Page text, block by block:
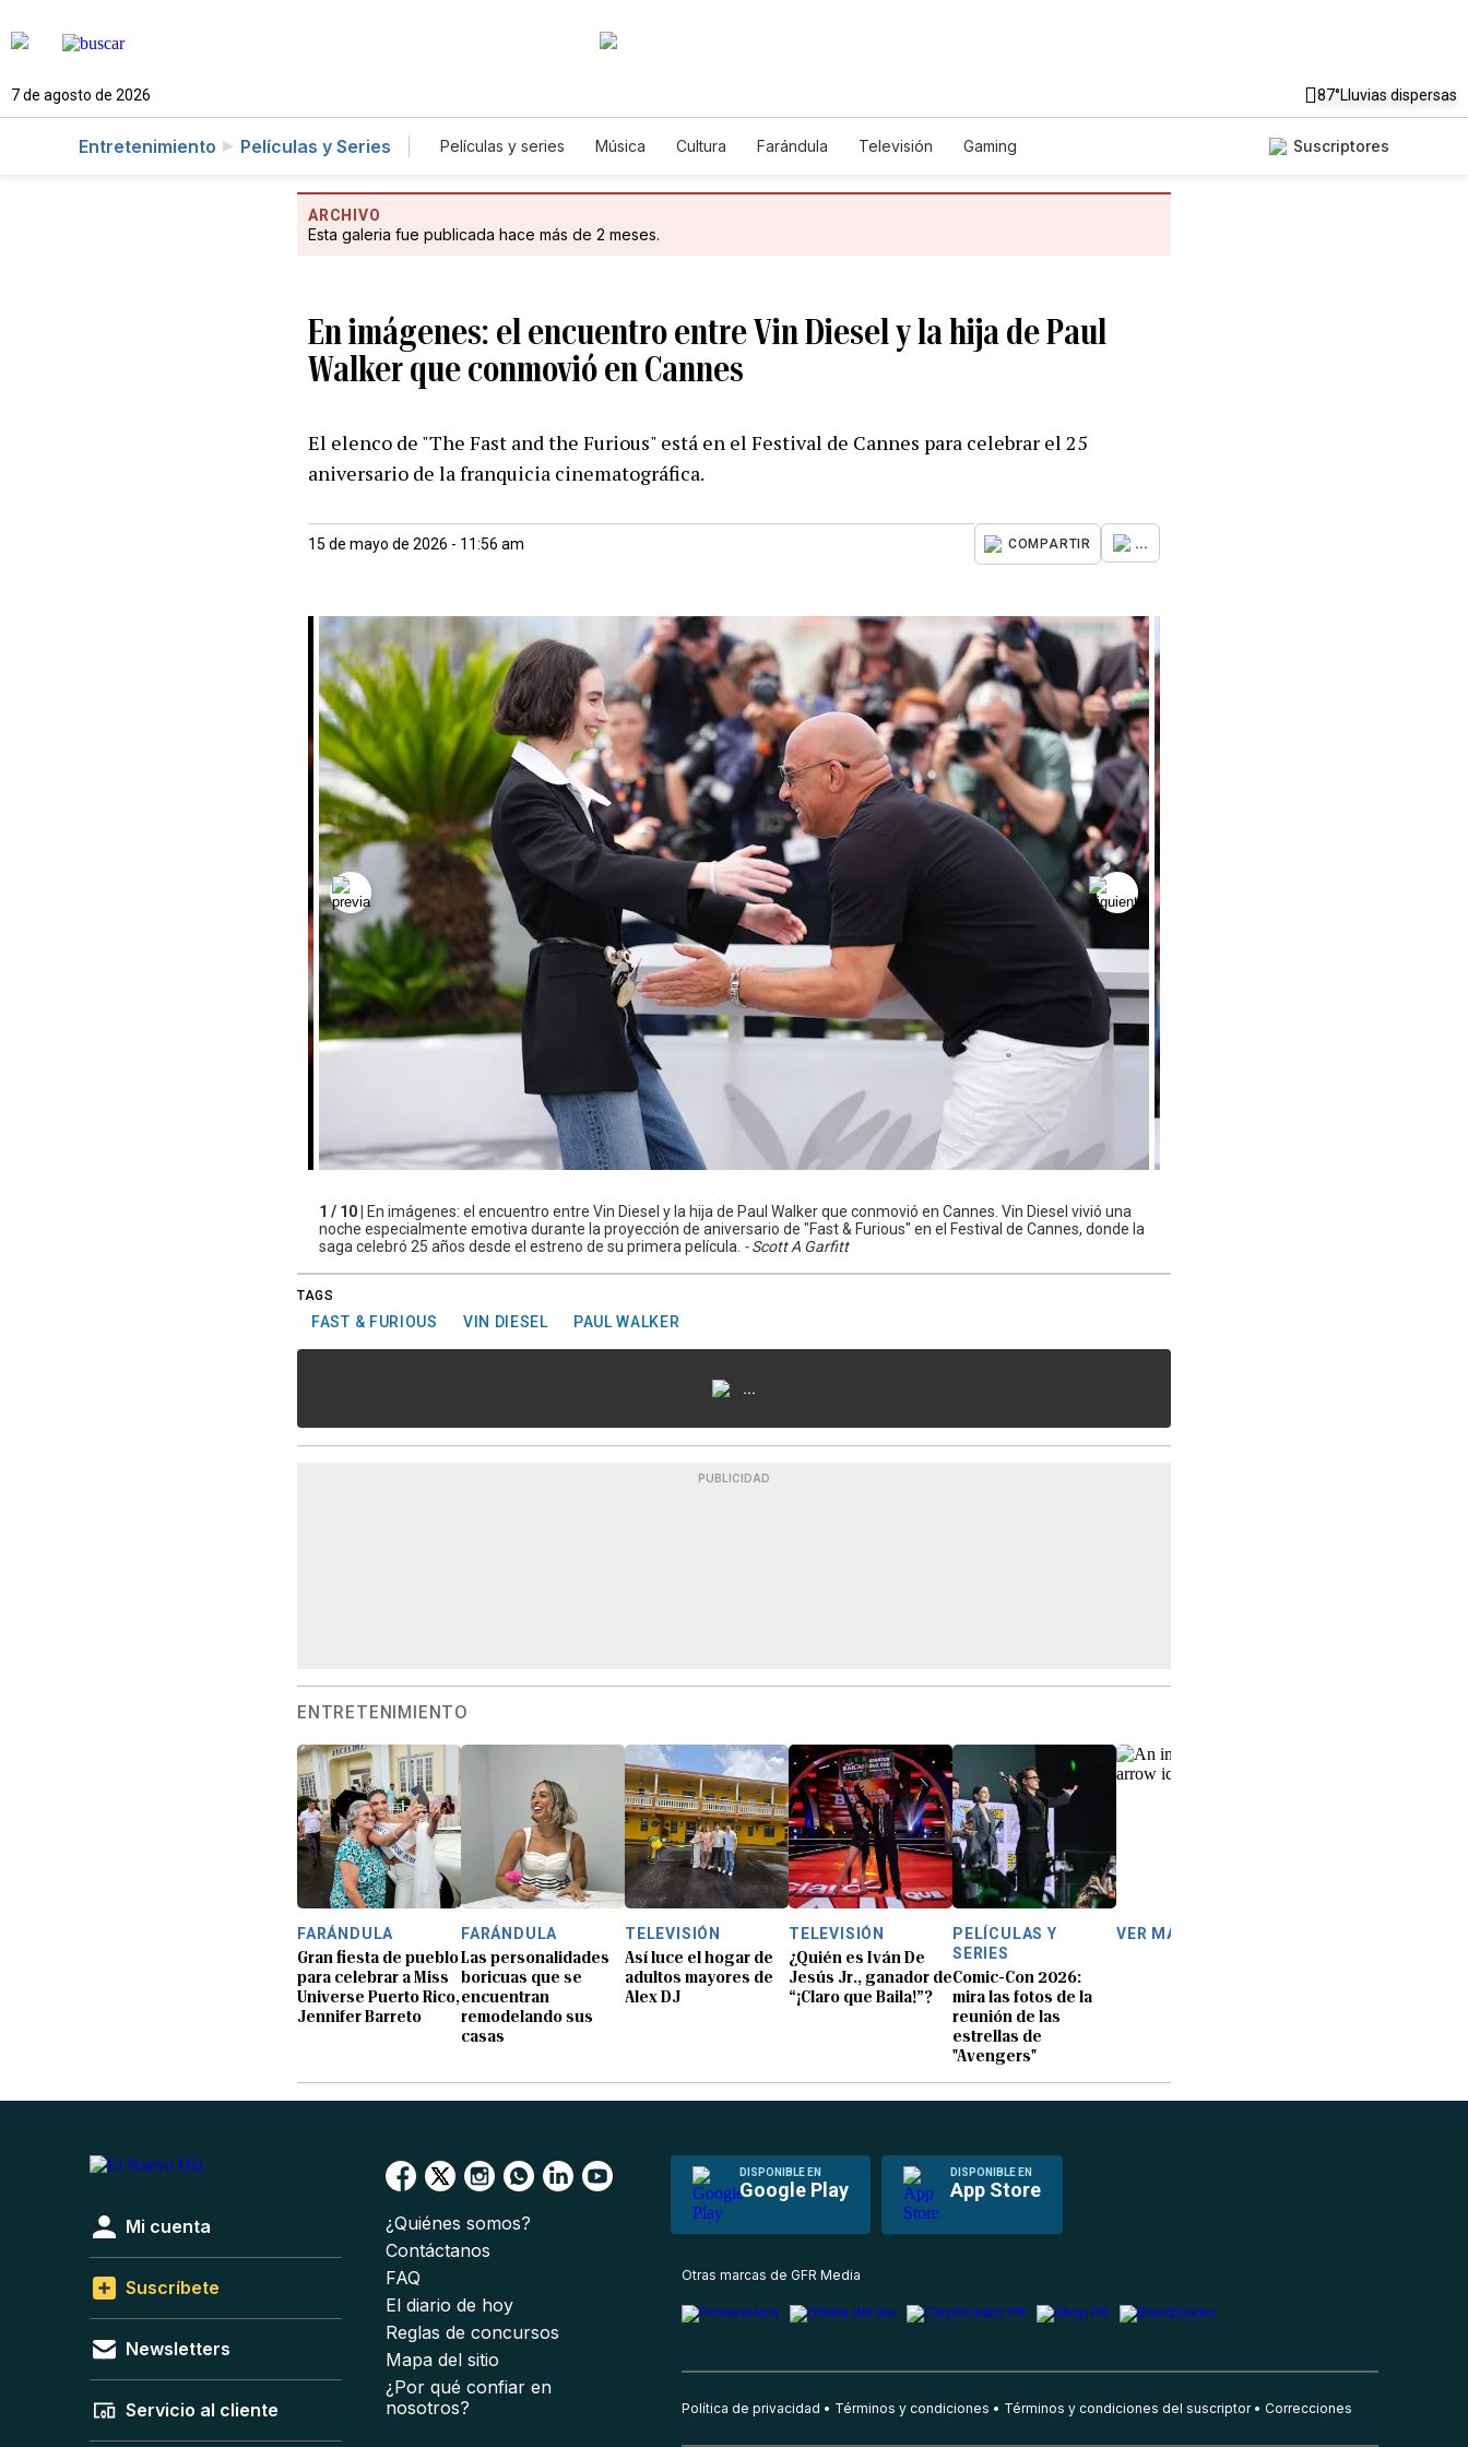
7 de agosto de 2026 87°Lluvias dispersas
Entretenimiento Películas y Series Películas y series Música Cultura Farándula Televisión Gaming Suscriptores
ARCHIVO
Esta galeria fue publicada hace más de 2 meses.
En imágenes: el encuentro entre Vin Diesel y la hija de Paul
Walker que conmovió en Cannes
El elenco de "The Fast and the Furious" está en el Festival de Cannes para celebrar el 25
aniversario de la franquicia cinematográfica.
15 de mayo de 2026 - 11:56 am COMPARTIR ...
1 / 10 |
En imágenes: el encuentro entre Vin Diesel y la hija de Paul Walker que conmovió en Cannes. Vin Diesel vivió una
noche especialmente emotiva durante la proyección de aniversario de "Fast & Furious" en el Festival de Cannes, donde la
saga celebró 25 años desde el estreno de su primera película. - Scott A Garfitt
TAGS
FAST & FURIOUS VIN DIESEL PAUL WALKER
...
PUBLICIDAD
ENTRETENIMIENTO
FARÁNDULA
Gran fiesta de pueblo
para celebrar a Miss
Universe Puerto Rico,
Jennifer Barreto
FARÁNDULA
Las personalidades
boricuas que se
encuentran
remodelando sus
casas
TELEVISIÓN
Así luce el hogar de
adultos mayores de
Alex DJ
TELEVISIÓN
¿Quién es Iván De
Jesús Jr., ganador de
“¡Claro que Baila!”?
PELÍCULAS Y
SERIES
Comic-Con 2026:
mira las fotos de la
reunión de las
estrellas de
"Avengers"
VER MÁS
DISPONIBLE EN
Google Play
DISPONIBLE EN
App Store
Mi cuenta
Suscríbete
Newsletters
Servicio al cliente
¿Quiénes somos?
Contáctanos
FAQ
El diario de hoy
Reglas de concursos
Mapa del sitio
¿Por qué confiar en
nosotros?
Otras marcas de GFR Media
Política de privacidad Términos y condiciones Términos y condiciones del suscriptor Correcciones